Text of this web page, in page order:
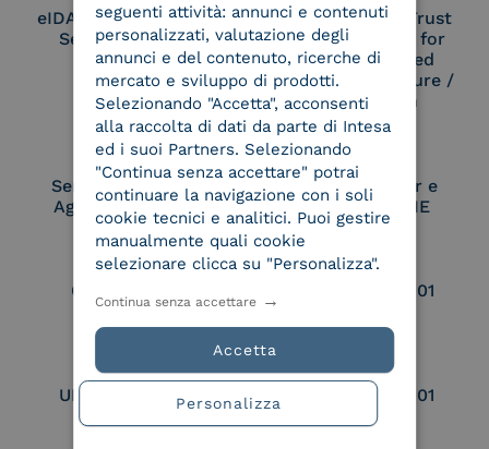
eIDAS Qualified Trust
Service Provider
eIDAS Qualified Trust
Service Provider for
Remote Qualified
Electronic Signature /
Seal Creation
Service Provider e
Aggregatore SPID
Service Provider e
Aggregatore CIE
Conservatore
qualificato
UNI EN ISO 37001
UNI EN ISO 9001 UNI EN ISO 27001
seguenti attività: annunci e contenuti
personalizzati, valutazione degli
annunci e del contenuto, ricerche di
mercato e sviluppo di prodotti.
Selezionando "Accetta", acconsenti
alla raccolta di dati da parte di Intesa
ed i suoi Partners. Selezionando
"Continua senza accettare" potrai
continuare la navigazione con i soli
cookie tecnici e analitici. Puoi gestire
manualmente quali cookie
selezionare clicca su "Personalizza".
Accetta
Continua senza accettare
Personalizza